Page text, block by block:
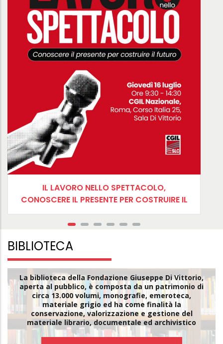
IL LAVORO NELLO SPETTACOLO,
CONOSCERE IL PRESENTE PER COSTRUIRE IL
FUTURO
BIBLIOTECA
La biblioteca della Fondazione Giuseppe Di Vittorio,
aperta al pubblico, è composta da un patrimonio di
circa 13.000 volumi, monografie, emeroteca,
materiale grigio ed ha come finalità la
conservazione, valorizzazione e gestione del
materiale librario, documentale ed archivistico